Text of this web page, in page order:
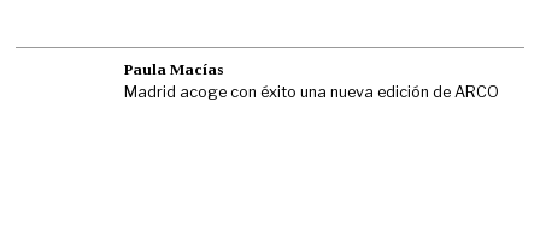
Paula Macías
Madrid acoge con éxito una nueva edición de ARCO